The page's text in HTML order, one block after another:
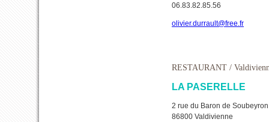
06.83.82.85.56
olivier.durrault@free.fr
RESTAURANT /
LA PASERELLE
2 rue du Baron de
86800 Valdivienne